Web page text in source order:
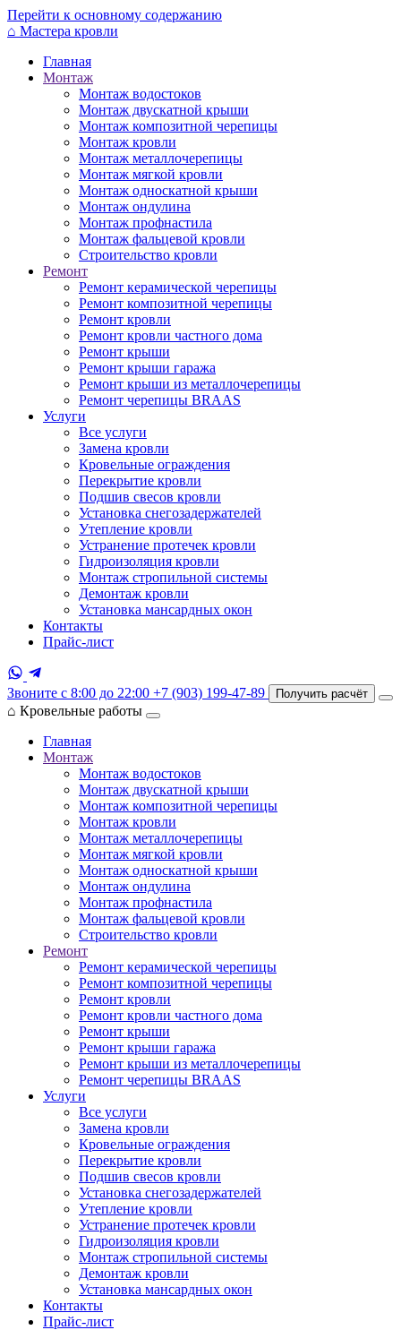
Перейти к основному содержанию
⌂ Мастера кровли
Главная
Монтаж
Монтаж водостоков
Монтаж двускатной крыши
Монтаж композитной черепицы
Монтаж кровли
Монтаж металлочерепицы
Монтаж мягкой кровли
Монтаж односкатной крыши
Монтаж ондулина
Монтаж профнастила
Монтаж фальцевой кровли
Строительство кровли
Ремонт
Ремонт керамической черепицы
Ремонт композитной черепицы
Ремонт кровли
Ремонт кровли частного дома
Ремонт крыши
Ремонт крыши гаража
Ремонт крыши из металлочерепицы
Ремонт черепицы BRAAS
Услуги
Все услуги
Замена кровли
Кровельные ограждения
Перекрытие кровли
Подшив свесов кровли
Установка снегозадержателей
Утепление кровли
Устранение протечек кровли
Гидроизоляция кровли
Монтаж стропильной системы
Демонтаж кровли
Установка мансардных окон
Контакты
Прайс-лист
Звоните с 8:00 до 22:00 +7 (903) 199-47-89 Получить расчёт
⌂ Кровельные работы
Главная
Монтаж
Монтаж водостоков
Монтаж двускатной крыши
Монтаж композитной черепицы
Монтаж кровли
Монтаж металлочерепицы
Монтаж мягкой кровли
Монтаж односкатной крыши
Монтаж ондулина
Монтаж профнастила
Монтаж фальцевой кровли
Строительство кровли
Ремонт
Ремонт керамической черепицы
Ремонт композитной черепицы
Ремонт кровли
Ремонт кровли частного дома
Ремонт крыши
Ремонт крыши гаража
Ремонт крыши из металлочерепицы
Ремонт черепицы BRAAS
Услуги
Все услуги
Замена кровли
Кровельные ограждения
Перекрытие кровли
Подшив свесов кровли
Установка снегозадержателей
Утепление кровли
Устранение протечек кровли
Гидроизоляция кровли
Монтаж стропильной системы
Демонтаж кровли
Установка мансардных окон
Контакты
Прайс-лист